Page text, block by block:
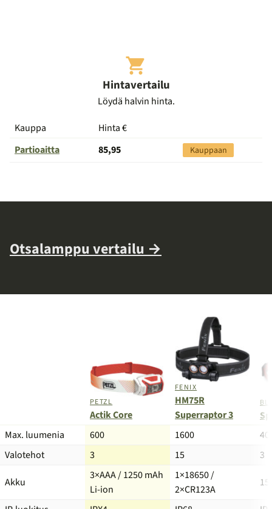
Hintavertailu
Löydä halvin hinta.
Kauppa
Hinta €
kauppaan
Partioaitta 85,95 Kauppaan
Otsalamppu vertailu →
Tuote
PETZL
Actik Core
FENIX
HM75R
Superraptor 3
Max. luumenia
600 1600
Valotehot
3 15 3
Akku
3×AAA / 1250 mAh
Li-ion
1×18650 /
2×CR123A